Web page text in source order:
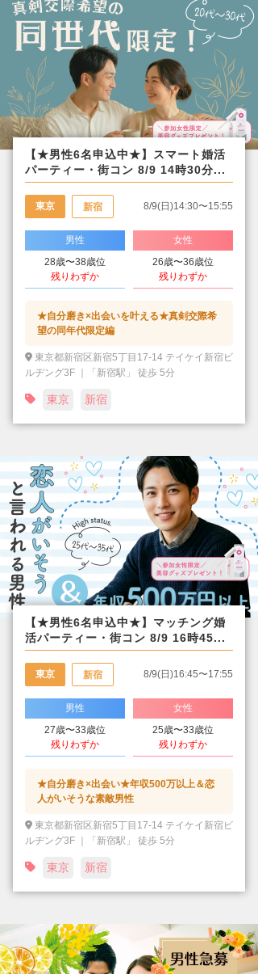
【★男性6名申込中★】スマート婚活
パーティー・街コン 8/9 14時30分...
東京 新宿 8/9(日)14:30〜15:55
男性
28歳〜38歳位
残りわずか
女性
26歳〜36歳位
残りわずか
★自分磨き×出会いを叶える★真剣交際希
望の同年代限定編
東京都新宿区新宿5丁目17-14 テイケイ新宿ビ
ルヂング3F ｜「新宿駅」 徒歩 5分
東京 新宿
【★男性6名申込中★】マッチング婚
活パーティー・街コン 8/9 16時45...
東京 新宿 8/9(日)16:45〜17:55
男性
27歳〜33歳位
残りわずか
女性
25歳〜33歳位
残りわずか
★自分磨き×出会い★年収500万以上＆恋
人がいそうな素敵男性
東京都新宿区新宿5丁目17-14 テイケイ新宿ビ
ルヂング3F ｜「新宿駅」 徒歩 5分
東京 新宿